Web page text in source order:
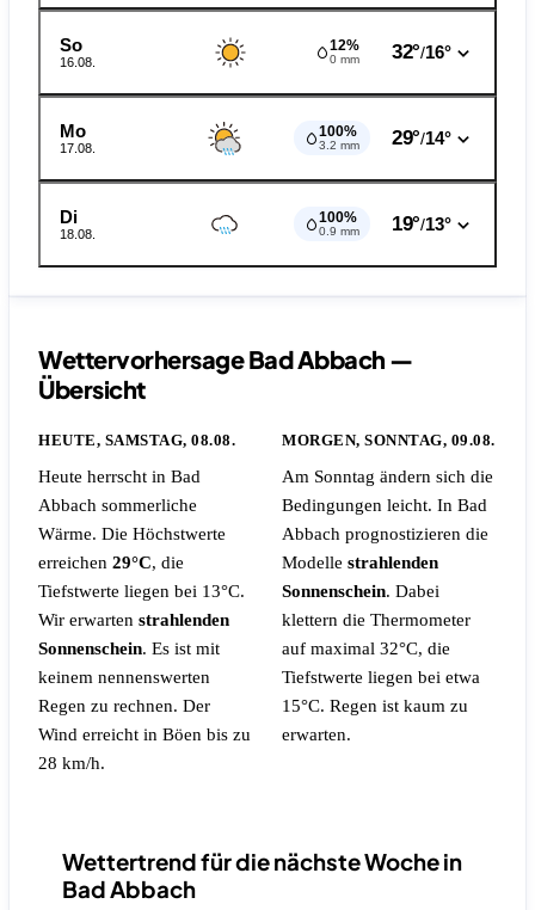
So
16.08.
12%
0 mm 32°/16°
Mo
17.08.
100%
3.2 mm 29°/14°
Di
18.08.
100%
0.9 mm 19°/13°
Wettervorhersage Bad Abbach —
Übersicht
HEUTE, SAMSTAG, 08.08.
Heute herrscht in Bad
Abbach sommerliche
Wärme. Die Höchstwerte
erreichen 29°C, die
Tiefstwerte liegen bei 13°C.
Wir erwarten strahlenden
Sonnenschein. Es ist mit
keinem nennenswerten
Regen zu rechnen. Der
Wind erreicht in Böen bis zu
28 km/h.
MORGEN, SONNTAG, 09.08.
Am Sonntag ändern sich die
Bedingungen leicht. In Bad
Abbach prognostizieren die
Modelle strahlenden
Sonnenschein. Dabei
klettern die Thermometer
auf maximal 32°C, die
Tiefstwerte liegen bei etwa
15°C. Regen ist kaum zu
erwarten.
Wettertrend für die nächste Woche in
Bad Abbach